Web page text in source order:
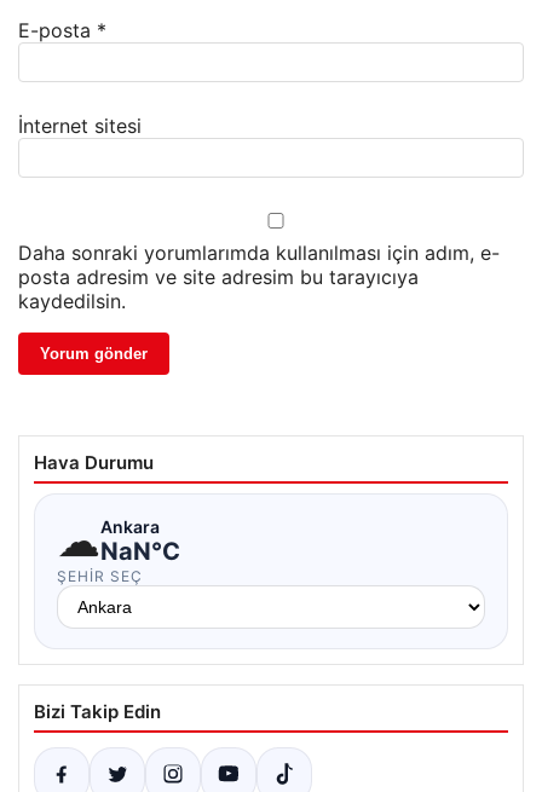
E-posta *
İnternet sitesi
Daha sonraki yorumlarımda kullanılması için adım, e-
posta adresim ve site adresim bu tarayıcıya
kaydedilsin.
Hava Durumu
☁Ankara
NaN°C
ŞEHIR SEÇ
Bizi Takip Edin